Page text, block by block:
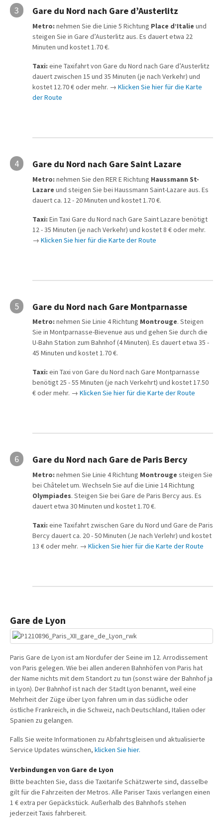
3 Gare du Nord nach Gare d’Austerlitz
Metro: nehmen Sie die Linie 5 Richtung Place d’Italie und
steigen Sie in Gare d’Austerlitz aus. Es dauert etwa 22
Minuten und kostet 1.70 €.
Taxi: eine Taxifahrt von Gare du Nord nach Gare d’Austerlitz
dauert zwischen 15 und 35 Minuten (je nach Verkehr) und
kostet 12.70 € oder mehr. → Klicken Sie hier für die Karte
der Route
4 Gare du Nord nach Gare Saint Lazare
Metro: nehmen Sie den RER E Richtung Haussmann St-
Lazare und steigen Sie bei Haussmann Saint-Lazare aus. Es
dauert ca. 12 - 20 Minuten und kostet 1.70 €.
Taxi: Ein Taxi Gare du Nord nach Gare Saint Lazare benötigt
12 - 35 Minuten (je nach Verkehr) und kostet 8 € oder mehr.
→ Klicken Sie hier für die Karte der Route
5 Gare du Nord nach Gare Montparnasse
Metro: nehmen Sie Linie 4 Richtung Montrouge. Steigen
Sie in Montparnasse-Bievenue aus und gehen Sie durch die
U-Bahn Station zum Bahnhof (4 Minuten). Es dauert etwa 35 -
45 Minuten und kostet 1.70 €.
Taxi: ein Taxi von Gare du Nord nach Gare Montparnasse
benötigt 25 - 55 Minuten (je nach Verkehrt) und kostet 17.50
€ oder mehr. → Klicken Sie hier für die Karte der Route
6 Gare du Nord nach Gare de Paris Bercy
Metro: nehmen Sie Linie 4 Richtung Montrouge steigen Sie
bei Châtelet um. Wechseln Sie auf die Linie 14 Richtung
Olympiades. Steigen Sie bei Gare de Paris Bercy aus. Es
dauert etwa 30 Minuten und kostet 1.70 €.
Taxi: eine Taxifahrt zwischen Gare du Nord und Gare de Paris
Bercy dauert ca. 20 - 50 Minuten (Je nach Verlehr) und kostet
13 € oder mehr. → Klicken Sie hier für die Karte der Route
Gare de Lyon
Paris Gare de Lyon ist am Nordufer der Seine im 12. Arrodissement
von Paris gelegen. Wie bei allen anderen Bahnhöfen von Paris hat
der Name nichts mit dem Standort zu tun (sonst wäre der Bahnhof ja
in Lyon). Der Bahnhof ist nach der Stadt Lyon benannt, weil eine
Mehrheit der Züge über Lyon fahren um in das südliche oder
östliche Frankreich, in die Schweiz, nach Deutschland, Italien oder
Spanien zu gelangen.
Falls Sie weite Informationen zu Abfahrtsgleisen und aktualisierte
Service Updates wünschen, klicken Sie hier.
Verbindungen von Gare de Lyon
Bitte beachten Sie, dass die Taxitarife Schätzwerte sind, dasselbe
gilt für die Fahrzeiten der Metros. Alle Pariser Taxis verlangen einen
1 € extra per Gepäckstück. Außerhalb des Bahnhofs stehen
jederzeit Taxis fahrbereit.